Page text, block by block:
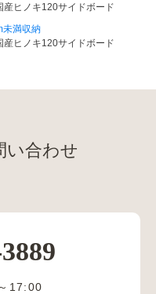
産ヒノキ120サイドボード
未満収納
産ヒノキ120サイドボード
い合わせ
17:00